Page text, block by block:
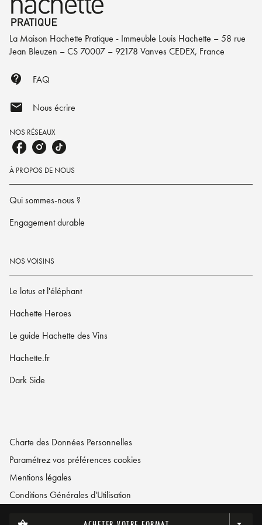
La Maison Hachette Pratique - Immeuble Louis Hachette – 58 rue
Jean Bleuzen – CS 70007 – 92178 Vanves CEDEX, France
contact_support FAQ
mail Nous écrire
NOS RÉSEAUX
À PROPOS DE NOUS
Qui sommes-nous ?
Engagement durable
NOS VOISINS
Le lotus et l'éléphant
Hachette Heroes
Le guide Hachette des Vins
Hachette.fr
Dark Side
Charte des Données Personnelles
Paramétrez vos préférences cookies
Mentions légales
Conditions Générales d'Utilisation